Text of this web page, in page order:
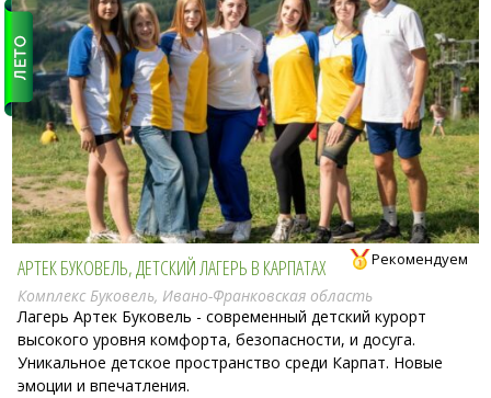
АРТЕК БУКОВЕЛЬ, ДЕТСКИЙ ЛАГЕРЬ В КАРПАТАХ
Комплекс Буковель, Ивано-Франковская область
Лагерь Артек Буковель - современный детский курорт
высокого уровня комфорта, безопасности, и досуга.
Уникальное детское пространство среди Карпат. Новые
эмоции и впечатления.
Рекомендуем